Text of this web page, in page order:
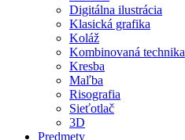
Digitálna ilustrácia
Klasická grafika
Koláž
Kombinovaná technika
Kresba
Maľba
Risografia
Sieťotlač
3D
Predmety